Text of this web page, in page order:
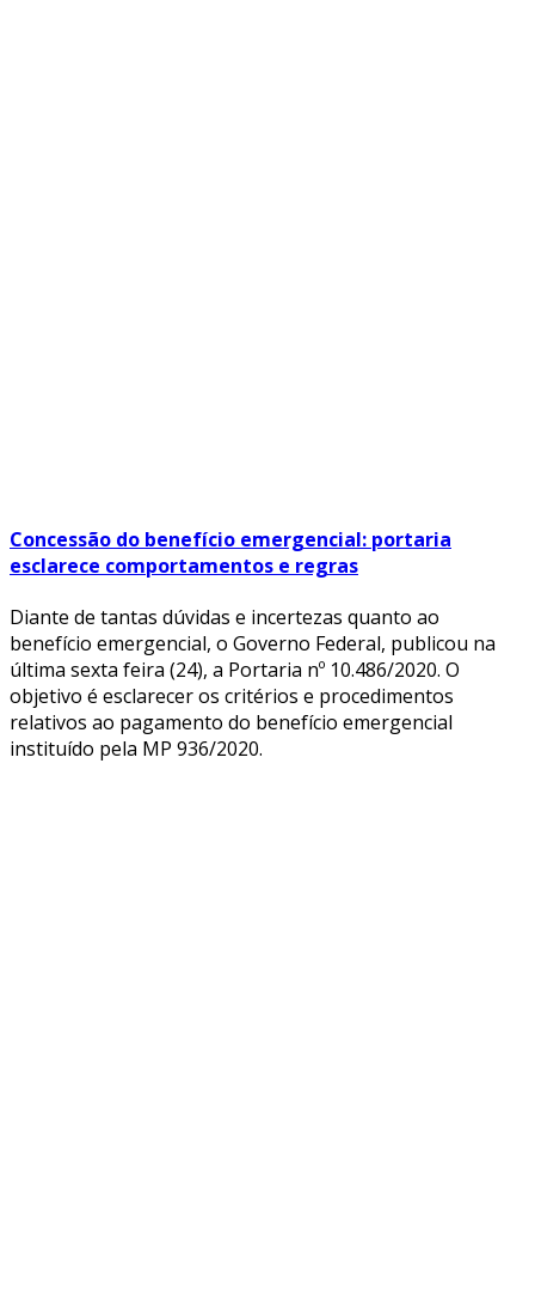
Concessão do benefício emergencial: portaria
esclarece comportamentos e regras
Diante de tantas dúvidas e incertezas quanto ao
benefício emergencial, o Governo Federal, publicou na
última sexta feira (24), a Portaria nº 10.486/2020. O
objetivo é esclarecer os critérios e procedimentos
relativos ao pagamento do benefício emergencial
instituído pela MP 936/2020.